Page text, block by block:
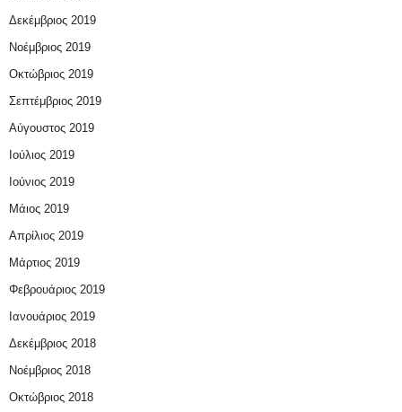
Δεκέμβριος 2019
Νοέμβριος 2019
Οκτώβριος 2019
Σεπτέμβριος 2019
Αύγουστος 2019
Ιούλιος 2019
Ιούνιος 2019
Μάιος 2019
Απρίλιος 2019
Μάρτιος 2019
Φεβρουάριος 2019
Ιανουάριος 2019
Δεκέμβριος 2018
Νοέμβριος 2018
Οκτώβριος 2018